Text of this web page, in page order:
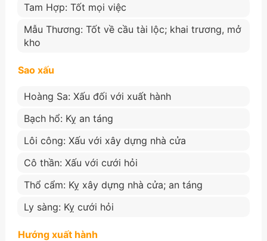
Tam Hợp: Tốt mọi việc
Mẫu Thương: Tốt về cầu tài lộc; khai trương, mở
kho
Sao xấu
Hoàng Sa: Xấu đối với xuất hành
Bạch hổ: Kỵ an táng
Lôi công: Xấu với xây dựng nhà cửa
Cô thần: Xấu với cưới hỏi
Thổ cẩm: Kỵ xây dựng nhà cửa; an táng
Ly sàng: Kỵ cưới hỏi
Hướng xuất hành